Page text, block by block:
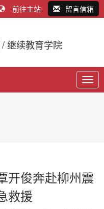
前往主站 留言信箱
/ 继续教育学院
开俊奔赴柳州震
救援